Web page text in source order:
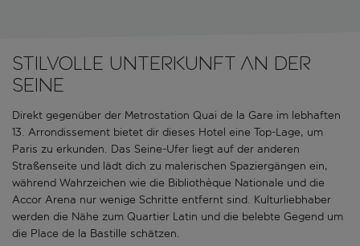
Stilvolle Unterkunft an der
Seine
Direkt gegenüber der Metrostation Quai de la Gare im lebhaften
13. Arrondissement bietet dir dieses Hotel eine Top-Lage, um
Paris zu erkunden. Das Seine-Ufer liegt auf der anderen
Straßenseite und lädt dich zu malerischen Spaziergängen ein,
während Wahrzeichen wie die Bibliothèque Nationale und die
Accor Arena nur wenige Schritte entfernt sind. Kulturliebhaber
werden die Nähe zum Quartier Latin und die belebte Gegend um
die Place de la Bastille schätzen.